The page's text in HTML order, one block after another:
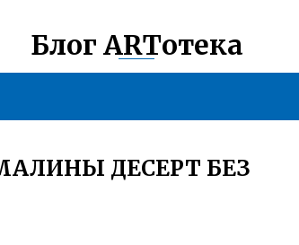
Блог ARTотека
ДЕСЕРТ БЕЗ